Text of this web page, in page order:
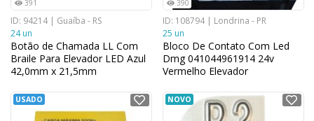
391
ID: 94214 | Guaíba - RS
24 un
Botão de Chamada LL Com
Braile Para Elevador LED Azul
42,0mm x 21,5mm
390
ID: 108794 | Londrina - PR
25 un
Bloco De Contato Com Led
Dmg 041044961914 24v
Vermelho Elevador
USADO NOVO